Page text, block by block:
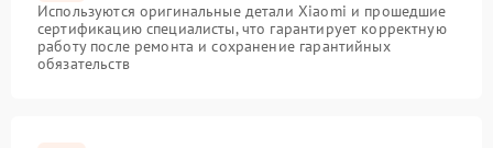
Используются оригинальные детали Xiaomi и прошедшие
сертификацию специалисты, что гарантирует корректную
работу после ремонта и сохранение гарантийных
обязательств